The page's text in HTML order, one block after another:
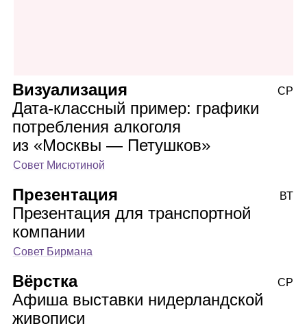
Визуализация
Дата‑классный пример: графики
потребления алкоголя
из «Москвы — Петушков»
Совет Мисютиной
СР
Презентация
Презентация для транспортной
компании
Совет Бирмана
ВТ
Вёрстка
Афиша выставки нидерландской
живописи
СР